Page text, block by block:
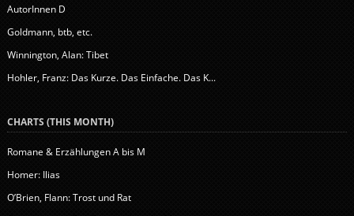
AutorInnen D
Goldmann, btb, etc.
Winnington, Alan: Tibet
Hohler, Franz: Das Kurze. Das Einfache. Das K...
CHARTS (THIS MONTH)
Romane & Erzählungen A bis M
Homer: Ilias
O’Brien, Flann: Trost und Rat